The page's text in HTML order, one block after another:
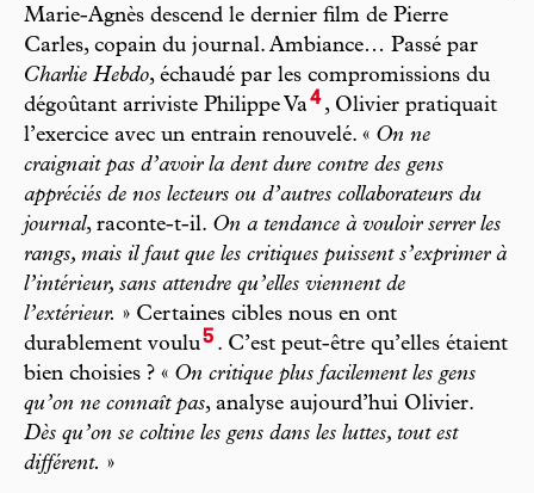
Marie-Agnès descend le dernier film de Pierre
Carles, copain du journal. Ambiance… Passé par
Charlie Hebdo, échaudé par les compromissions du
dégoûtant arriviste Philippe Va4, Olivier pratiquait
l’exercice avec un entrain renouvelé. « On ne
craignait pas d’avoir la dent dure contre des gens
appréciés de nos lecteurs ou d’autres collaborateurs du
journal, raconte-t-il. On a tendance à vouloir serrer les
rangs, mais il faut que les critiques puissent s’exprimer à
l’intérieur, sans attendre qu’elles viennent de
l’extérieur. » Certaines cibles nous en ont
durablement voulu5 . C’est peut-être qu’elles étaient
bien choisies ? « On critique plus facilement les gens
qu’on ne connaît pas, analyse aujourd’hui Olivier.
Dès qu’on se coltine les gens dans les luttes, tout est
différent. »